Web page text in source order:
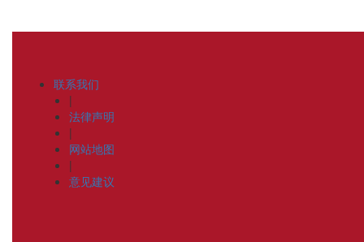
联系我们
|
法律声明
|
网站地图
|
意见建议